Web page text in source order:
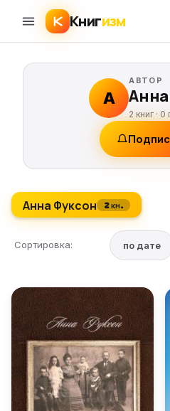
Книгизм
А
АВТОР
2 книг ·0
Анна Фуксон 2 кн.
Сортировка: по дате